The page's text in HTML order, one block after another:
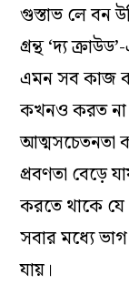
গুস্তাভ লে বন
গ্রন্থ ‘দ্য
এমন সব কাজ
কখনও করত
প্রবণতা বেড়ে
করতে থাকে
সবার মধ্যে
যায়।